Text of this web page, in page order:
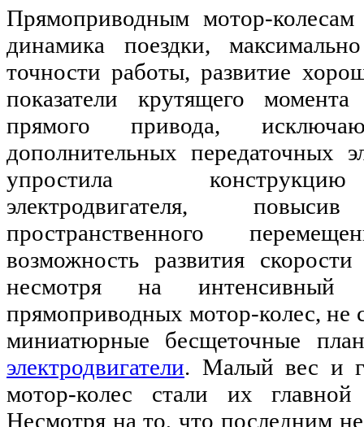
Прямоприводным мотор-колесам
динамика поездки,
точности работы, развитие
показатели крутящего
прямого привода,
дополнительных передаточных
упростила
электродвигателя,
пространственного
возможность развития
несмотря на интенсивный
прямоприводных мотор-колес, не
миниатюрные бесщеточные
электродвигатели. Малый вес и
мотор-колес стали их главной
Несмотря на то, что последним